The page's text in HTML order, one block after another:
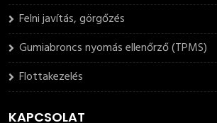
Felni javítás, görgőzés
Gumiabroncs nyomás ellenőrző (TPMS)
Flottakezelés
KAPCSOLAT